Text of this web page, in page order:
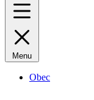
Menu
Obec